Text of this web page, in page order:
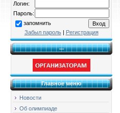
Логин:
Пароль:
запомнить
Забыл пароль| Регистрация
...
Главное меню
Новости
Об олимпиаде